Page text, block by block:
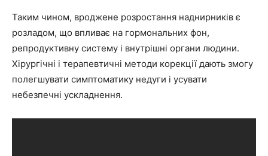
Таким чином, вроджене розростання наднирників є
розладом, що впливає на гормональних фон,
репродуктивну систему і внутрішні органи людини.
Хірургічні і терапевтичні методи корекції дають змогу
полегшувати симптоматику недуги і усувати
небезпечні ускладнення.